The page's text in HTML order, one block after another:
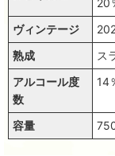
20
ヴィンテージ
熟成
ス
アルコール度
数
14
容量